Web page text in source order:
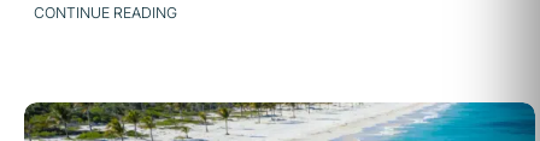
CONTINUE READING